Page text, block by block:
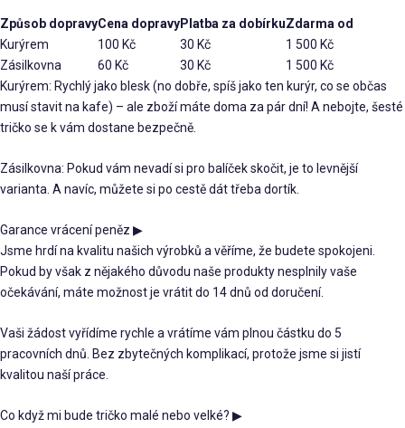
Způsob dopravyCena dopravyPlatba za dobírkuZdarma od
Kurýrem
100 Kč 30 Kč
1 500 Kč
Zásilkovna
60 Kč 30 Kč
1 500 Kč
Kurýrem: Rychlý jako blesk (no dobře, spíš jako ten kurýr, co se občas
musí stavit na kafe) – ale zboží máte doma za pár dní! A nebojte, šesté
tričko se k vám dostane bezpečně.
Zásilkovna: Pokud vám nevadí si pro balíček skočit, je to levnější
varianta. A navíc, můžete si po cestě dát třeba dortík.
Garance vrácení peněz ▶
Jsme hrdí na kvalitu našich výrobků a věříme, že budete spokojeni.
Pokud by však z nějakého důvodu naše produkty nesplnily vaše
očekávání, máte možnost je vrátit do 14 dnů od doručení.
Vaši žádost vyřídíme rychle a vrátíme vám plnou částku do 5
pracovních dnů. Bez zbytečných komplikací, protože jsme si jistí
kvalitou naší práce.
Co když mi bude tričko malé nebo velké? ▶